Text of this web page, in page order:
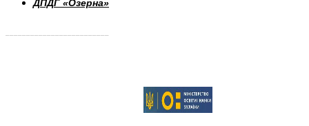
ДПДГ «Озерна»